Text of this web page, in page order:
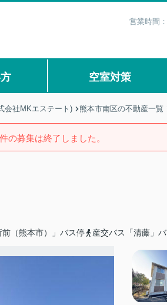
営業時間
空室対策
会社MKエステート) 熊本市南区の不動産一覧
の募集は終了しました。
（熊本市）」バス停 産交バス「清藤」